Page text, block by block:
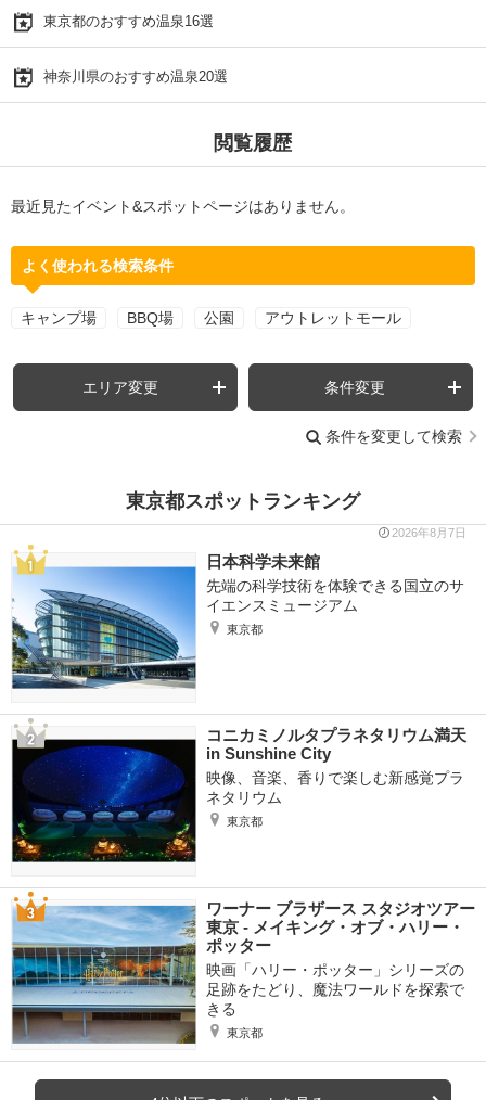
東京都のおすすめ温泉16選
神奈川県のおすすめ温泉20選
閲覧履歴
最近見たイベント&スポットページはありません。
よく使われる検索条件
キャンプ場 BBQ場 公園 アウトレットモール
エリア変更 条件変更
条件を変更して検索
東京都スポットランキング
2026年8月7日
日本科学未来館
先端の科学技術を体験できる国立のサ
イエンスミュージアム
東京都
コニカミノルタプラネタリウム満天
in Sunshine City
映像、音楽、香りで楽しむ新感覚プラ
ネタリウム
東京都
ワーナー ブラザース スタジオツアー
東京 ‐ メイキング・オブ・ハリー・
ポッター
映画「ハリー・ポッター」シリーズの
足跡をたどり、魔法ワールドを探索で
きる
東京都